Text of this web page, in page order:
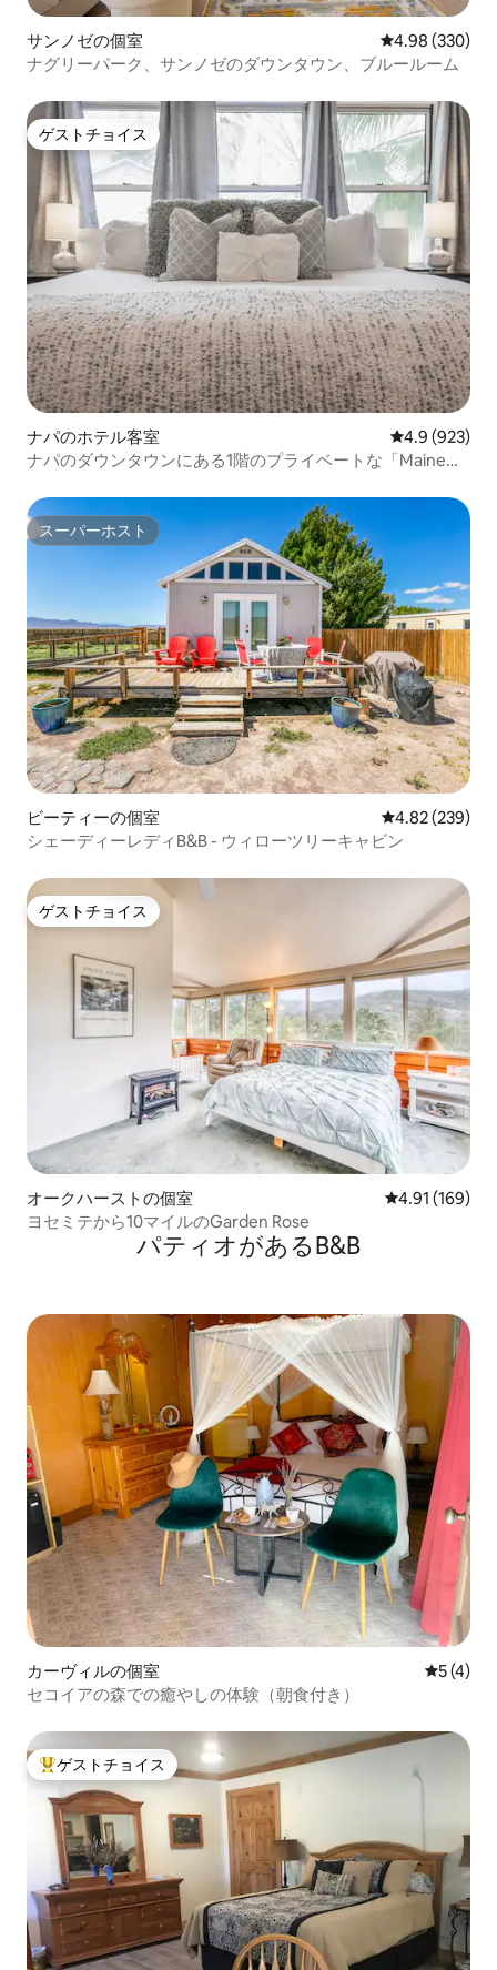
サンノゼの個室 レビュー330
4.98 (330)
ナグリーパーク、サンノゼのダウンタウン、ブルールーム
ゲストチョイス
ゲストチョイス
ナパのホテル客室 レビュー923
4.9 (923)
ナパのダウンタウンにある1階のプライベートな「Maine」
スーパーホスト
スーパーホスト
ビーティーの個室 レビュー239
4.82 (239)
シェーディーレディB&B - ウィローツリーキャビン
ゲストチョイス
ゲストチョイス
オークハーストの個室 レビュー169
4.91 (169)
ヨセミテから10マイルのGarden Rose
パティオがあるB&B
カーヴィルの個室 レビュー
5 (4)
セコイアの森での癒やしの体験（朝食付き）
大好評のゲストチョイスです。
ゲストチョイス